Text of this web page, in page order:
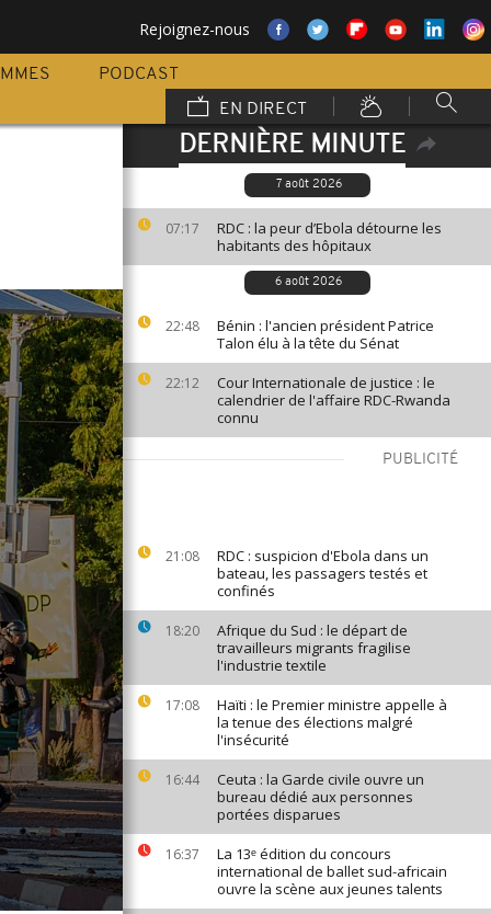
Rejoignez-nous
PODCAST
EN DIRECT
DERNIÈRE MINUTE
7 août 2026
07:17
RDC : la peur d’Ebola détourne les
habitants des hôpitaux
6 août 2026
22:48
Bénin : l'ancien président Patrice
Talon élu à la tête du Sénat
22:12
Cour Internationale de justice : le
calendrier de l'affaire RDC-Rwanda
connu
PUBLICITÉ
21:08
RDC : suspicion d'Ebola dans un
bateau, les passagers testés et
confinés
18:20
Afrique du Sud : le départ de
travailleurs migrants fragilise
l'industrie textile
17:08
Haïti : le Premier ministre appelle à
la tenue des élections malgré
l'insécurité
16:44
Ceuta : la Garde civile ouvre un
bureau dédié aux personnes
portées disparues
16:37
La 13ᵉ édition du concours
international de ballet sud-africain
ouvre la scène aux jeunes talents